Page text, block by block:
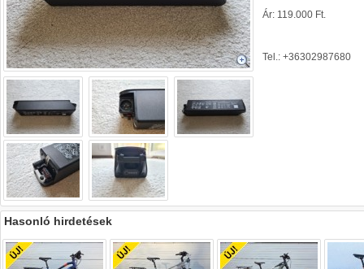
Ár: 119.000 Ft.
Tel.: +36302987680
Hasonló hirdetések